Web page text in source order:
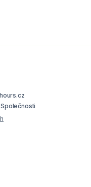
Společnosti